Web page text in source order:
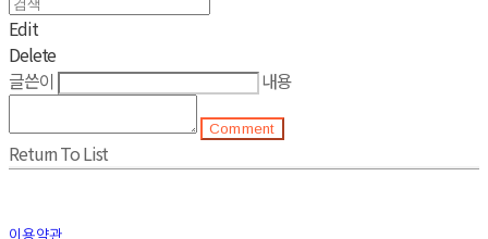
Edit
Delete
글쓴이
내용
Comment
Return To List
이용약관